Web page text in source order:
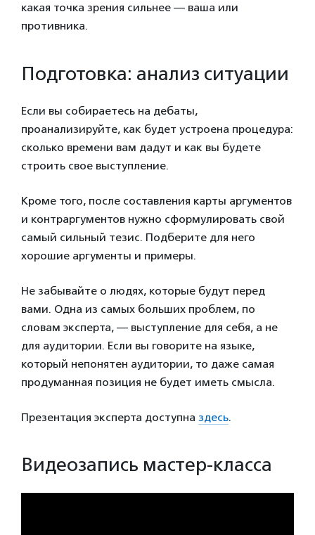
какая точка зрения сильнее — ваша или
противника.
Подготовка: анализ ситуации
Если вы собираетесь на дебаты,
проанализируйте, как будет устроена процедура:
сколько времени вам дадут и как вы будете
строить свое выступление.
Кроме того, после составления карты аргументов
и контраргументов нужно сформулировать свой
самый сильный тезис. Подберите для него
хорошие аргументы и примеры.
Не забывайте о людях, которые будут перед
вами. Одна из самых больших проблем, по
словам эксперта, — выступление для себя, а не
для аудитории. Если вы говорите на языке,
который непонятен аудитории, то даже самая
продуманная позиция не будет иметь смысла.
Презентация эксперта доступна здесь.
Видеозапись мастер-класса